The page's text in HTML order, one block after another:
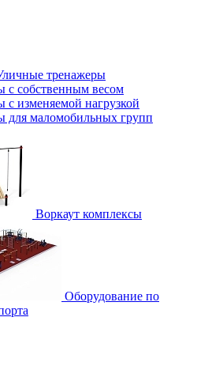
тренажеры
с собственным весом
с изменяемой нагрузкой
для маломобильных групп
Воркаут комплексы
Оборудование по